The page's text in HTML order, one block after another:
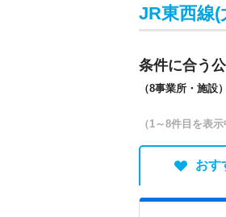
JR東西線(
条件に合う
（8事業所・施設
（1～8件目を表示
おす